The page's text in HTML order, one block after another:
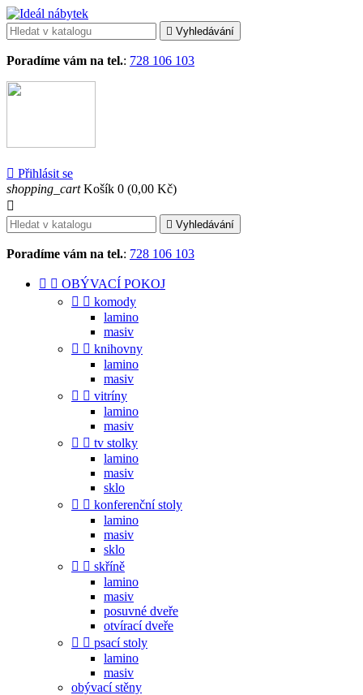
 Vyhledávání
Poradíme vám na tel.: 728 106 103
 Přihlásit se
shopping_cart Košík 0 (0,00 Kč)

 Vyhledávání
Poradíme vám na tel.: 728 106 103
  OBÝVACÍ POKOJ
  komody
lamino
masiv
  knihovny
lamino
masiv
  vitríny
lamino
masiv
  tv stolky
lamino
masiv
sklo
  konferenční stoly
lamino
masiv
sklo
  skříně
lamino
masiv
posuvné dveře
otvírací dveře
  psací stoly
lamino
masiv
obývací stěny